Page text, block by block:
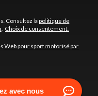
Consultez la politique de
. Choix de consentement.
Web pour sport motorisé par